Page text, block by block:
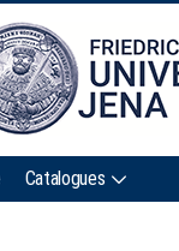
Catalogues